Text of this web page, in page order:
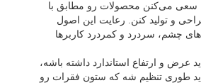
سعی می‌کنن محصولات رو مطابق با
و تولید کنن. رعایت این اصول
چشم، سردرد و کمردرد کاربرها
عرض و ارتفاع استاندارد داشته باشه،
طوری تنظیم شه که ستون فقرات رو